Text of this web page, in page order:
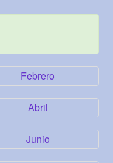
Febrero
Abril
Junio